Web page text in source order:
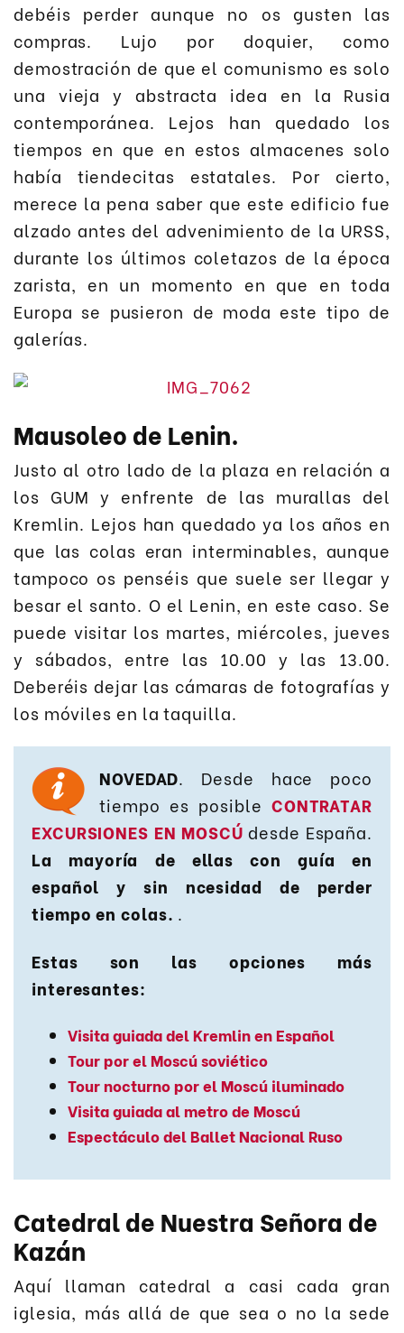
debéis perder aunque no os gusten las
compras. Lujo por doquier, como
demostración de que el comunismo es solo
una vieja y abstracta idea en la Rusia
contemporánea. Lejos han quedado los
tiempos en que en estos almacenes solo
había tiendecitas estatales. Por cierto,
merece la pena saber que este edificio fue
alzado antes del advenimiento de la URSS,
durante los últimos coletazos de la época
zarista, en un momento en que en toda
Europa se pusieron de moda este tipo de
galerías.
Mausoleo de Lenin.
Justo al otro lado de la plaza en relación a
los GUM y enfrente de las murallas del
Kremlin. Lejos han quedado ya los años en
que las colas eran interminables, aunque
tampoco os penséis que suele ser llegar y
besar el santo. O el Lenin, en este caso. Se
puede visitar los martes, miércoles, jueves
y sábados, entre las 10.00 y las 13.00.
Deberéis dejar las cámaras de fotografías y
los móviles en la taquilla.
NOVEDAD. Desde hace poco
tiempo es posible CONTRATAR
EXCURSIONES EN MOSCÚ desde España.
La mayoría de ellas con guía en
español y sin ncesidad de perder
tiempo en colas. .
Estas son las opciones más
interesantes:
Visita guiada del Kremlin en Español
Tour por el Moscú soviético
Tour nocturno por el Moscú iluminado
Visita guiada al metro de Moscú
Espectáculo del Ballet Nacional Ruso
Catedral de Nuestra Señora de
Kazán
Aquí llaman catedral a casi cada gran
iglesia, más allá de que sea o no la sede